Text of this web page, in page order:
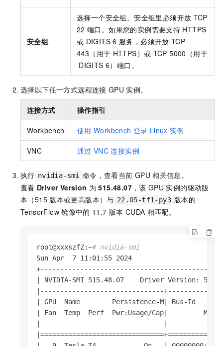
安全组
选择一个安全组。安全组里必须开放 TCP
22 端口。如果您的实例需要支持 HTTPS
或 DIGITS 6 服务，必须开放 TCP
443（用于 HTTPS）或 TCP 5000（用于
DIGITS 6）端口。
选择以下任一方式远程连接 GPU 实例。
连接方式 操作指引
Workbench 使用 Workbench 登录 Linux 实例
VNC 通过 VNC 连接实例
执行 nvidia-smi 命令，查看当前 GPU 相关信息。
查看 Driver Version 为 515.48.07 ，该 GPU 实例的驱动版
本（515 版本或更高版本）与 22.05-tf1-py3 版本的
TensorFlow 镜像中的 11.7 版本 CUDA 相匹配。
root@xxxszfZ:~# nvidia-smi
Sun Apr  7 11:01:55 2024
| NVIDIA-SMI 515.48.07    Driver Version:
|-------------------------------
| GPU  Name        Persistence-M| Bus-Id
| Fan  Temp  Perf  Pwr:Usage/Cap|
|                               |